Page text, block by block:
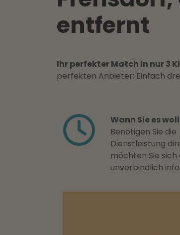
entfernt
Ihr perfekter Match in nur 3
perfekten Anbieter: Einfach
Wann Sie es
Benötigen Sie die
Dienstleistung
möchten Sie sich
unverbindlich